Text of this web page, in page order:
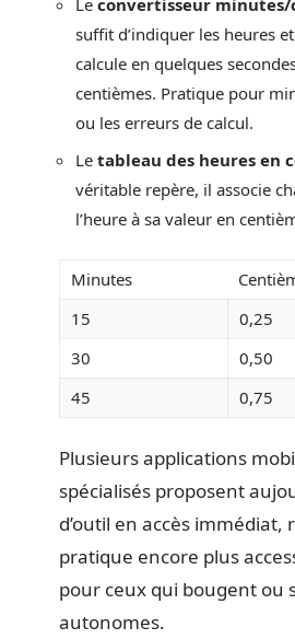
suffit d’indiquer les heures
calcule en quelques
centièmes. Pratique pour
ou les erreurs de calcul.
Le tableau des heures en
véritable repère, il associe
l’heure à sa valeur en
Minutes
15
0,25
30
0,50
45
0,75
Plusieurs applications
spécialisés proposent
d’outil en accès immédiat,
pratique encore plus
pour ceux qui bougent ou
autonomes.